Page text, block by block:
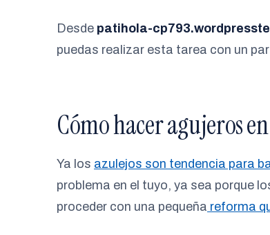
Desde patihola-
puedas realizar esta tarea con un
Cómo hacer agujeros
Ya los azulejos son tendencia para
problema en el tuyo, ya sea porque
proceder con una pequeña reforma